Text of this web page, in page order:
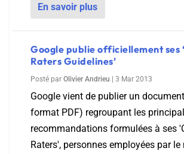
En savoir plus
Google publie officiellement ses
Raters Guidelines’
Posté par Olivier Andrieu 3 Mar 2013
Google vient de publier un
format PDF) regroupant les
recommandations formulées à ses
Raters', personnes employées par le